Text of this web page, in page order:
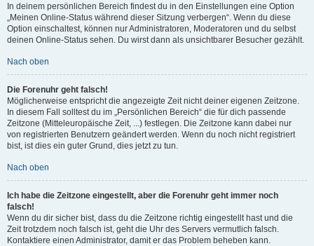
In deinem persönlichen Bereich findest du in den Einstellungen eine Option
„Meinen Online-Status während dieser Sitzung verbergen“. Wenn du diese
Option einschaltest, können nur Administratoren, Moderatoren und du selbst
deinen Online-Status sehen. Du wirst dann als unsichtbarer Besucher gezählt.
Nach oben
Die Forenuhr geht falsch!
Möglicherweise entspricht die angezeigte Zeit nicht deiner eigenen Zeitzone.
In diesem Fall solltest du im „Persönlichen Bereich“ die für dich passende
Zeitzone (Mitteleuropäische Zeit, ...) festlegen. Die Zeitzone kann dabei nur
von registrierten Benutzern geändert werden. Wenn du noch nicht registriert
bist, ist dies ein guter Grund, dies jetzt zu tun.
Nach oben
Ich habe die Zeitzone eingestellt, aber die Forenuhr geht immer noch
falsch!
Wenn du dir sicher bist, dass du die Zeitzone richtig eingestellt hast und die
Zeit trotzdem noch falsch ist, geht die Uhr des Servers vermutlich falsch.
Kontaktiere einen Administrator, damit er das Problem beheben kann.